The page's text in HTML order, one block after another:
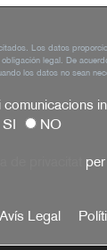
Los datos
legal. De
los datos no sean
comunicacions
NO
Avís Legal